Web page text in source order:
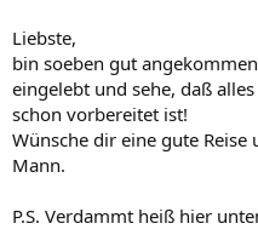
Liebste,
bin soeben gut
eingelebt und sehe, daß
schon vorbereitet ist!
Wünsche dir eine gute
Mann.
P.S. Verdammt heiß hier